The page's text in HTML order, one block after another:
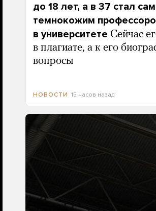
до 18 лет, а в 37 стал
темнокожим
в университете Сейчас
в плагиате, а к его
вопросы
НОВОСТИ 15 часов назад